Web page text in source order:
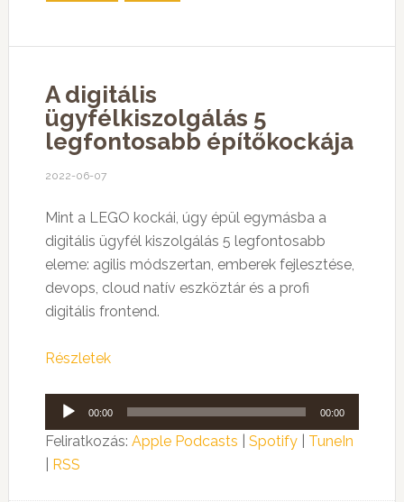
A digitális
ügyfélkiszolgálás 5
legfontosabb építőkockája
2022-06-07
Mint a LEGO kockái, úgy épül egymásba a
digitális ügyfél kiszolgálás 5 legfontosabb
eleme: agilis módszertan, emberek fejlesztése,
devops, cloud natív eszköztár és a profi
digitális frontend.
Részletek
Audió
lejátszó
00:00 00:00
Feliratkozás: Apple Podcasts Spotify| TuneIn
RSS